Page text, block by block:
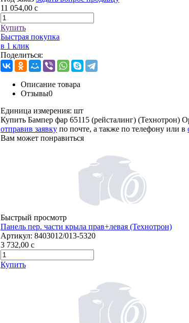
11 054,00 c
Купить
Быстрая покупка
в 1 клик
Поделиться:
Описание товара
Отзывы0
Единица измерения: шт
Купить Бампер фар 65115 (рейсталинг) (Технотрон)
отправив заявку по почте, а также по телефону или в
Вам может понравиться
Быстрый просмотр
Панель пер. части крыла прав+левая (Технотрон)
Артикул: 8403012/013-5320
3 732,00 c
Купить